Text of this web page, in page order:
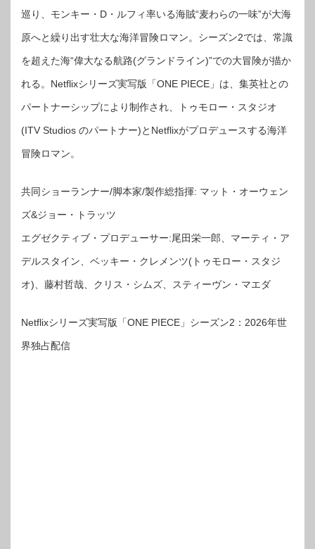
巡り、モンキー・D・ルフィ率いる海賊“麦わらの一味”が大海
原へと繰り出す壮大な海洋冒険ロマン。シーズン2では、常識
を超えた海“偉大なる航路(グランドライン)”での大冒険が描か
れる。Netflixシリーズ実写版「ONE PIECE」は、集英社との
パートナーシップにより制作され、トゥモロー・スタジオ
(ITV Studios のパートナー)とNetflixがプロデュースする海洋
冒険ロマン。
共同ショーランナー/脚本家/製作総指揮: マット・オーウェン
ズ&ジョー・トラッツ
エグゼクティブ・プロデューサー:尾田栄一郎、マーティ・ア
デルスタイン、ベッキー・クレメンツ(トゥモロー・スタジ
オ)、藤村哲哉、クリス・シムズ、スティーヴン・マエダ
Netflixシリーズ実写版「ONE PIECE」シーズン2：2026年世
界独占配信